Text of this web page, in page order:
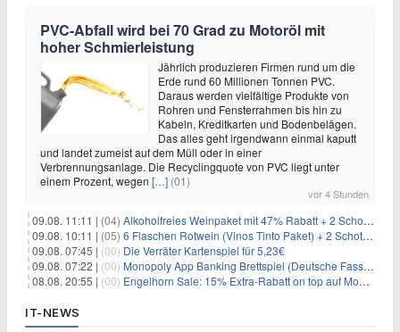
PVC-Abfall wird bei 70 Grad zu Motoröl mit
hoher Schmierleistung
Jährlich produzieren Firmen rund um die
Erde rund 60 Millionen Tonnen PVC.
Daraus werden vielfältige Produkte von
Rohren und Fensterrahmen bis hin zu
Kabeln, Kreditkarten und Bodenbelägen.
Das alles geht irgendwann einmal kaputt
und landet zumeist auf dem Müll oder in einer
Verbrennungsanlage. Die Recyclingquote von PVC liegt unter
einem Prozent, wegen […] (01)
vor 4 Stunden
09.08. 11:11 | (04) Alkoholfreies Weinpaket mit 47% Rabatt + 2 Schott Zwiesel Gläser GRATIS für 29,99€
09.08. 10:11 | (05) 6 Flaschen Rotwein (Vinos Tinto Paket) + 2 Schott Zwiesel Gläser für 25,99€ inkl. Versand
09.08. 07:45 | (00) Die Verräter Kartenspiel für 5,23€
09.08. 07:22 | (00) Monopoly App Banking Brettspiel (Deutsche Fassung) für 9,84€
08.08. 20:55 | (00) Engelhorn Sale: 15% Extra-Rabatt on top auf Mode- und Sport-Artikel
IT-NEWS